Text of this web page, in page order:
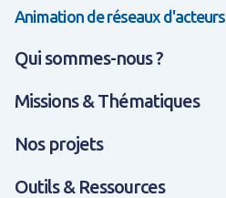
Animation de réseaux d'acteurs
Qui sommes-nous ?
Missions & Thématiques
Nos projets
Outils & Ressources